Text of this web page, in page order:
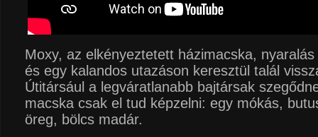
Moxy, az elkényeztetett házimacska,
és egy kalandos utazáson keresztül talál
Útitársául a legváratlanabb bajtársak
macska csak el tud képzelni: egy mókás,
öreg, bölcs madár.